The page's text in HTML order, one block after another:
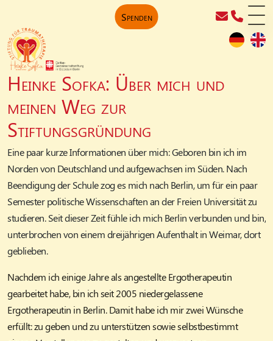
Spenden
Heinke Sofka: Über mich und
meinen Weg zur
Stiftungsgründung
Eine paar kurze Informationen über mich: Geboren bin ich im
Norden von Deutschland und aufgewachsen im Süden. Nach
Beendigung der Schule zog es mich nach Berlin, um für ein paar
Semester politische Wissenschaften an der Freien Universität zu
studieren. Seit dieser Zeit fühle ich mich Berlin verbunden und bin,
unterbrochen von einem dreijährigen Aufenthalt in Weimar, dort
geblieben.
Nachdem ich einige Jahre als angestellte Ergotherapeutin
gearbeitet habe, bin ich seit 2005 niedergelassene
Ergotherapeutin in Berlin. Damit habe ich mir zwei Wünsche
erfüllt: zu geben und zu unterstützen sowie selbstbestimmt